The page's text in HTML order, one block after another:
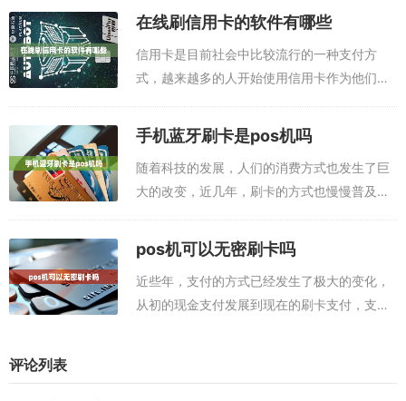
款App呢？下面就为大家介绍一下：刷卡还信
在线刷信用卡的软件有哪些
信用卡是目前社会中比较流行的一种支付方
式，越来越多的人开始使用信用卡作为他们的
利，但是刷卡也有一定的风险，因此，人们一
直在寻找一种安全可靠的支付方式，以更好地
保护...
手机蓝牙刷卡是pos机吗
随着科技的发展，人们的消费方式也发生了巨
大的改变，近几年，刷卡的方式也慢慢普及，
牙刷卡是否是POS机？本文下面为大家分享五
款可以刷信用卡的app，任意一款都可以...
pos机可以无密刷卡吗
近些年，支付的方式已经发生了极大的变化，
从初的现金支付发展到现在的刷卡支付，支付
评论列表